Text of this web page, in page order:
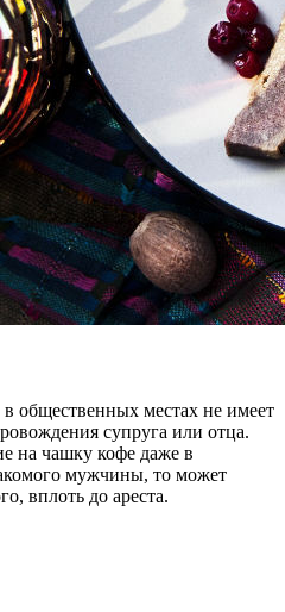
общественных местах не имеет
супруга или отца.
на чашку кофе даже в
мужчины, то может
вплоть до ареста.